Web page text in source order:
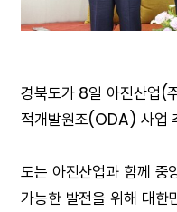
경북도가 8일 아진산업(
적개발원조(ODA) 사업
도는 아진산업과 함께 중
가능한 발전을 위해 대한